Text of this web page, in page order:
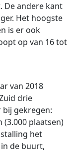
De andere kant
Het hoogste
is er ook
op van 16 tot
van 2018
drie
gekregen:
(3.000 plaatsen)
stalling het
de buurt,